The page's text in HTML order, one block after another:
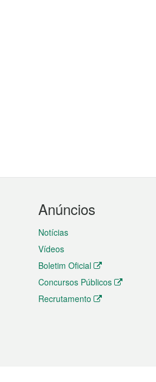
Anúncios
Notícias
Vídeos
Boletim Oficial
Concursos Públicos
Recrutamento